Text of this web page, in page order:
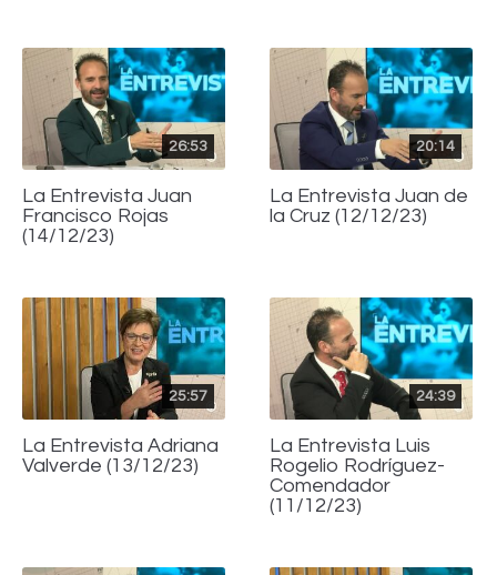
26:53
La Entrevista Juan
Francisco Rojas
(14/12/23)
20:14
La Entrevista Juan de
la Cruz (12/12/23)
25:57
La Entrevista Adriana
Valverde (13/12/23)
24:39
La Entrevista Luis
Rogelio Rodríguez-
Comendador
(11/12/23)